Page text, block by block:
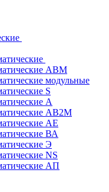
АВМ
модульные
S
А
АВ2М
АЕ
ВА
Э
NS
АП